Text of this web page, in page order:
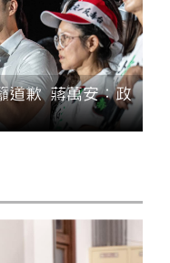
道歉 蔣萬安：政